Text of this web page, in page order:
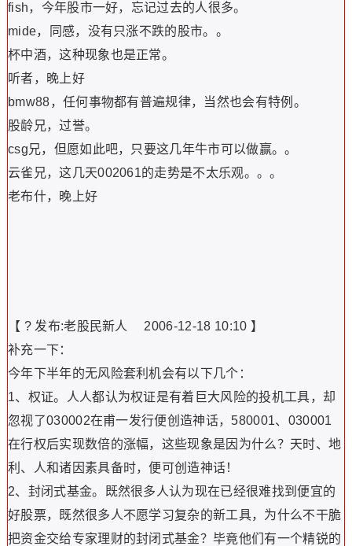
fish，今年股市一好，忘记过去的人很多。
mide，同感，没有只涨不跌的股市。。
杯中酒，这种现象也是正常。
听者，晚上好
bmw88，任何事物都有普遍规律，当然也会有特例。
股龄兄，过誉。
csg兄，但愿如此吧，只要这几年牛市可以做赢。。
云雀兄，这几天002061的走势是不太乐观。。。
老布什，晚上好
【 ? 发布:老股民新人 2006-12-18 10:10 】
补充一下：
今年下半年的无风险套利机会有以下几个：
1、权证。人人都认为权证是有着巨大风险的投机工具，却
忽视了030002在甫一发行便创造神话，580001、030001
在行权后实现数倍的涨幅，这些现象是因为什么？天时、地
利、人和诸因素具备时，便可创造神话！
2、封闭式基金。既然很多人认为现在已经很难找到便宜的
好股票，既然很多人不愿学习复杂的新工具，为什么不干脆
把资金交给专家理财的封闭式基金？毕竟他们有一个精锐的